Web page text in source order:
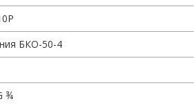
БКО-50-4
¾